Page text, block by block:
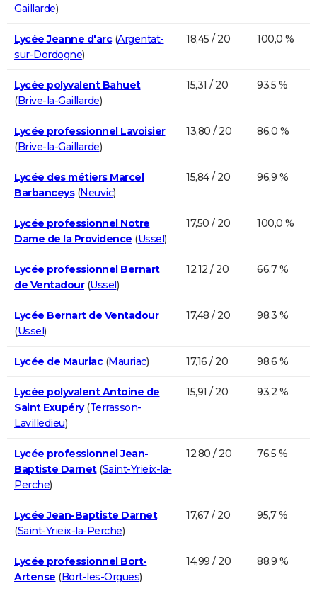
Gaillarde)
Lycée Jeanne d'arc(Argentat-
sur-Dordogne)
18,45 / 20 100,0 %
Lycée polyvalent Bahuet
(Brive-la-Gaillarde)
15,31 / 20 93,5 %
Lycée professionnel Lavoisier
(Brive-la-Gaillarde)
13,80 / 20 86,0 %
Lycée des métiers Marcel
Barbanceys(Neuvic)
15,84 / 20 96,9 %
Lycée professionnel Notre
Dame de la Providence (Ussel)
17,50 / 20 100,0 %
Lycée professionnel Bernart
de Ventadour(Ussel)
12,12 / 20 66,7 %
Lycée Bernart de Ventadour
(Ussel)
17,48 / 20 98,3 %
Lycée de Mauriac(Mauriac) 17,16 / 20 98,6 %
Lycée polyvalent Antoine de
Saint Exupéry(Terrasson-
Lavilledieu)
15,91 / 20 93,2 %
Lycée professionnel Jean-
Baptiste Darnet(Saint-Yrieix-la-
Perche)
12,80 / 20 76,5 %
Lycée Jean-Baptiste Darnet
(Saint-Yrieix-la-Perche)
17,67 / 20 95,7 %
Lycée professionnel Bort-
Artense (Bort-les-Orgues)
14,99 / 20 88,9 %